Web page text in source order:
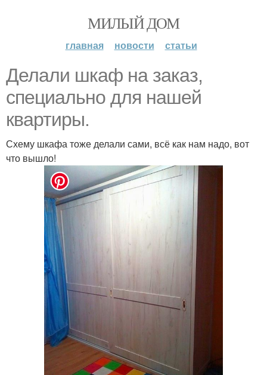
МИЛЫЙ ДОМ
главная новости статьи
Делали шкаф на заказ,
специально для нашей
квартиры.
Схему шкафа тоже делали сами, всё как нам надо, вот
что вышло!